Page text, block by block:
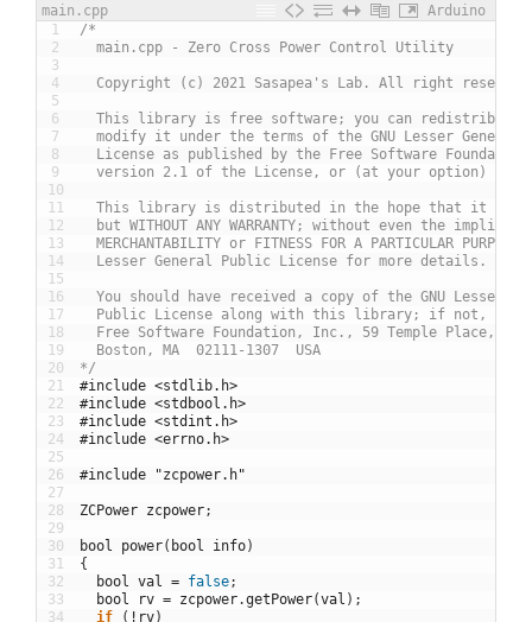
main.cpp
Arduino
1
2
3
4
5
6
7
8
9
10
11
12
13
14
15
16
17
18
19
20
21
22
23
24
25
26
27
28
29
30
31
32
33
34
/*
main.cpp - Zero Cross Power Control Utility
Copyright (c) 2021 Sasapea's Lab. All right
This library is free software; you can redistribute
modify it under the terms of the GNU Lesser General
License as published by the Free Software
version 2.1 of the License, or (at your option) any
This library is distributed in the hope that it will
but WITHOUT ANY WARRANTY; without even the implied
MERCHANTABILITY or FITNESS FOR A PARTICULAR
Lesser General Public License for more details.
You should have received a copy of the GNU Lesser
Public License along with this library; if not,
Free Software Foundation, Inc., 59 Temple Place,
Boston, MA  02111-1307  USA
*/
#include <stdlib.h>
#include <stdbool.h>
#include <stdint.h>
#include <errno.h>
#include "zcpower.h"
ZCPower zcpower;
bool power( bool info)
{
bool
val = false;
bool
rv = zcpower.getPower(val ) ;
if
( ! rv)